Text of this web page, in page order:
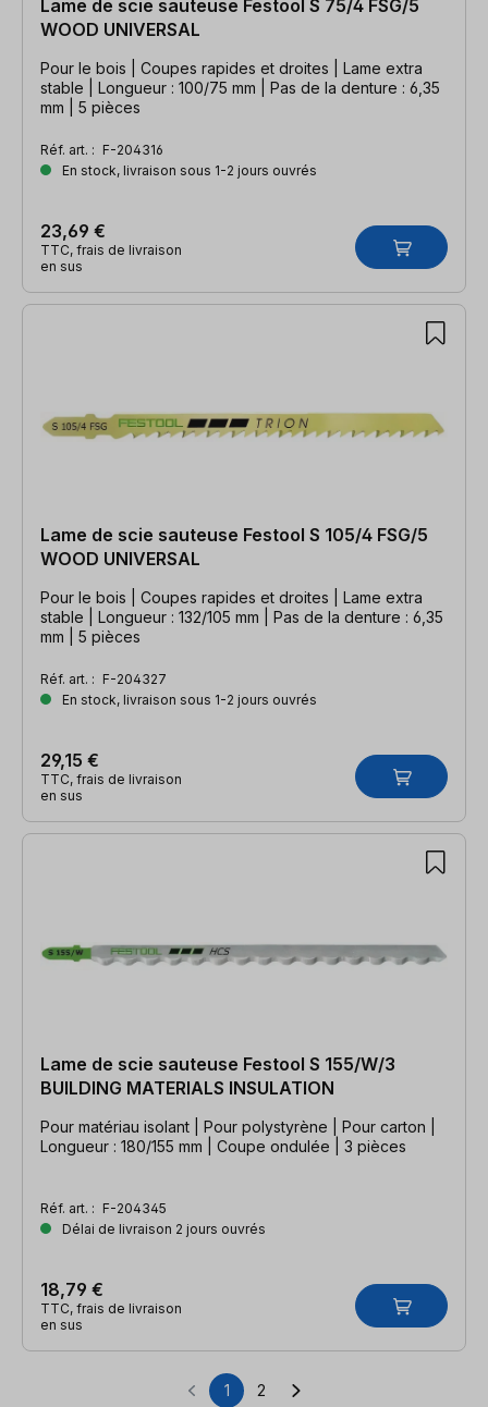
Lame de scie sauteuse Festool S 75/4 FSG/5
WOOD UNIVERSAL
Pour le bois | Coupes rapides et droites | Lame extra
stable | Longueur : 100/75 mm | Pas de la denture : 6,35
mm | 5 pièces
Réf. art. : F-204316
En stock, livraison sous 1-2 jours ouvrés
23,69 €
TTC, frais de livraison
en sus
Lame de scie sauteuse Festool S 105/4 FSG/5
WOOD UNIVERSAL
Pour le bois | Coupes rapides et droites | Lame extra
stable | Longueur : 132/105 mm | Pas de la denture : 6,35
mm | 5 pièces
Réf. art. : F-204327
En stock, livraison sous 1-2 jours ouvrés
29,15 €
TTC, frais de livraison
en sus
Lame de scie sauteuse Festool S 155/W/3
BUILDING MATERIALS INSULATION
Pour matériau isolant | Pour polystyrène | Pour carton |
Longueur : 180/155 mm | Coupe ondulée | 3 pièces
Réf. art. : F-204345
Délai de livraison 2 jours ouvrés
18,79 €
TTC, frais de livraison
en sus
Page
1 Page
2